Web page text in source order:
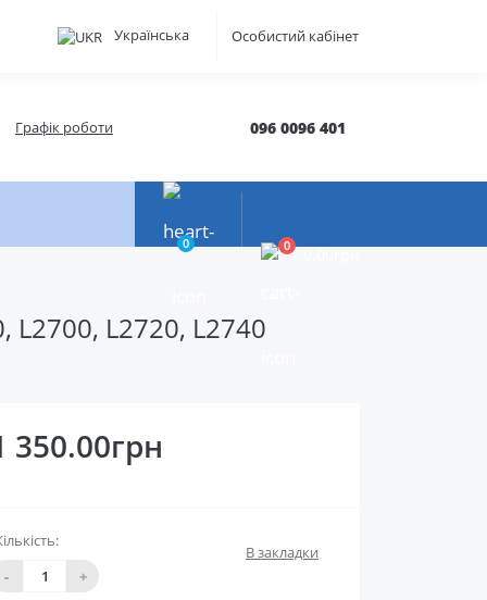
Українська Особистий кабінет
Графік роботи 096 0096 401
0 0
L2700, L2720, L2740
350.00грн
-
+
В закладки